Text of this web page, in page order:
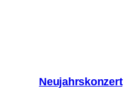
Neujahrskonzert